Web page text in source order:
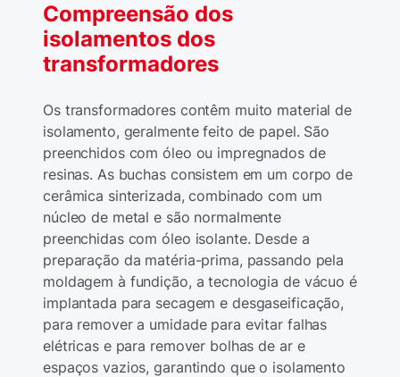
Compreensão dos
isolamentos dos
transformadores
Os transformadores contêm muito material de
isolamento, geralmente feito de papel. São
preenchidos com óleo ou impregnados de
resinas. As buchas consistem em um corpo de
cerâmica sinterizada, combinado com um
núcleo de metal e são normalmente
preenchidas com óleo isolante. Desde a
preparação da matéria-prima, passando pela
moldagem à fundição, a tecnologia de vácuo é
implantada para secagem e desgaseificação,
para remover a umidade para evitar falhas
elétricas e para remover bolhas de ar e
espaços vazios, garantindo que o isolamento